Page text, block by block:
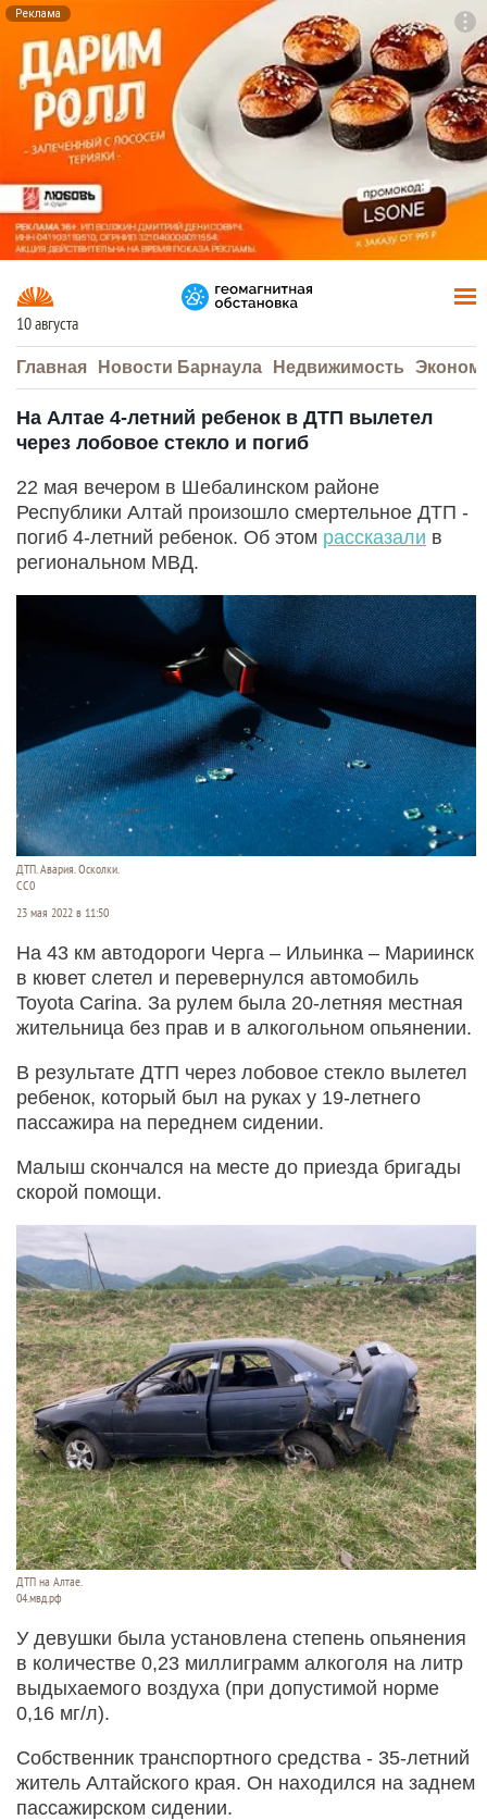
Реклама
10 августа
Главная Новости Барнаула Недвижимость
На Алтае 4-летний ребенок в ДТП вылетел
через лобовое стекло и погиб
22 мая вечером в Шебалинском районе
Республики Алтай произошло смертельное ДТП -
погиб 4-летний ребенок. Об этом рассказали в
региональном МВД.
ДТП. Авария. Осколки.
CC0
23 мая 2022 в 11:50
На 43 км автодороги Черга – Ильинка – Мариинск
в кювет слетел и перевернулся автомобиль
Toyota Carina. За рулем была 20-летняя местная
жительница без прав и в алкогольном опьянении.
В результате ДТП через лобовое стекло вылетел
ребенок, который был на руках у 19-летнего
пассажира на переднем сидении.
Малыш скончался на месте до приезда бригады
скорой помощи.
ДТП на Алтае.
04.мвд.рф
У девушки была установлена степень опьянения
в количестве 0,23 миллиграмм алкоголя на литр
выдыхаемого воздуха (при допустимой норме
0,16 мг/л).
Собственник транспортного средства - 35-летний
житель Алтайского края. Он находился на заднем
пассажирском сидении.